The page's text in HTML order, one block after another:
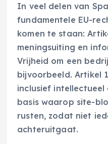
In veel delen van
fundamentele EU-
komen te staan:
meningsuiting en
Vrijheid om een
bijvoorbeeld. Artikel
inclusief
basis waarop site-
rusten, zodat niet
achteruitgaat.